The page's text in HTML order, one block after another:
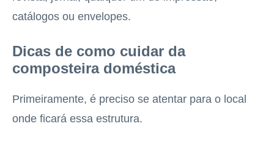
catálogos ou envelopes.
Dicas de como cuidar da
composteira doméstica
Primeiramente, é preciso se atentar para o local
onde ficará essa estrutura.